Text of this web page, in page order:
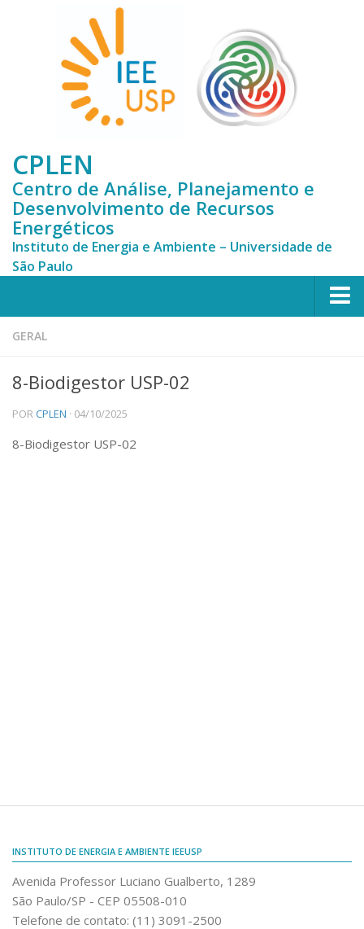
CPLEN
Centro de Análise, Planejamento e
Desenvolvimento de Recursos
Energéticos
Instituto de Energia e Ambiente – Universidade de
São Paulo
HOME
Institucional
Equipe
Ícones
Seminários
Teses
Patentes
Livre-Docência
GERAL
8-Biodigestor USP-02
PORCPLEN · 04/10/2025
8-Biodigestor USP-02
INSTITUTO DE ENERGIA E AMBIENTE IEEUSP
Avenida Professor Luciano Gualberto, 1289
São Paulo/SP - CEP 05508-010
Telefone de contato: (11) 3091-2500